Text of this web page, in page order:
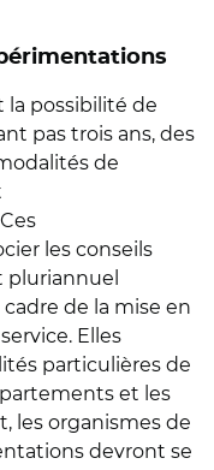
la possibilité de
pas trois ans, des
de
les conseils
pluriannuel
de la mise en
Elles
particulières de
et les
les organismes de
devront se